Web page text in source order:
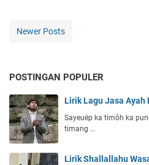
Newer Posts
POSTINGAN POPULER
Lirik Lagu Jasa Ayah
Sayeuëp ka timôh ka
timang …
Lirik Shallallahu